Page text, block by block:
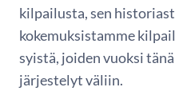
kilpailusta, sen
kokemuksistamme
syistä, joiden vuoksi
järjestelyt väliin.